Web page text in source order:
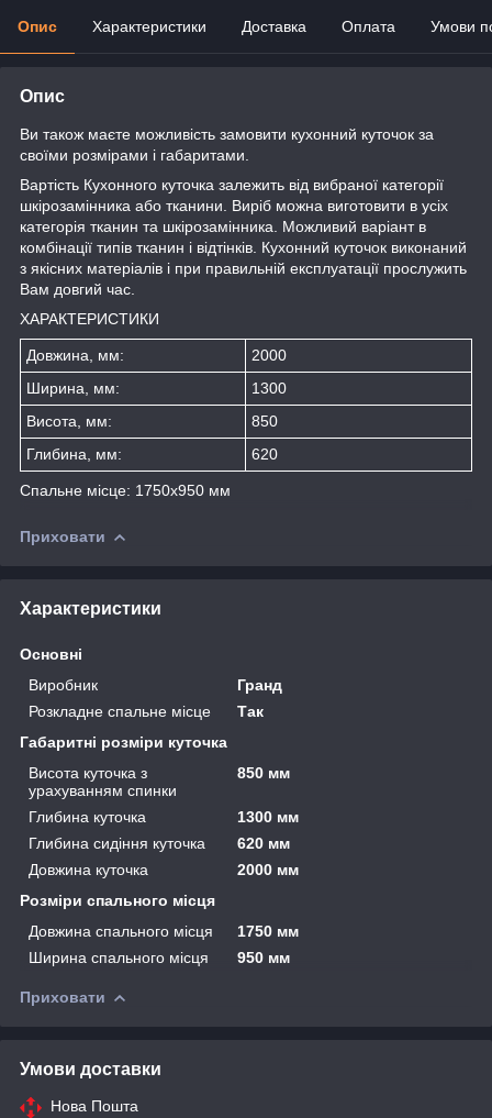
Опис Характеристики Доставка Оплата Умови
Опис
Ви також маєте можливість замовити кухонний куточок за
своїми розмірами і габаритами.
Вартість Кухонного куточка залежить від вибраної категорії
шкірозамінника або тканини. Виріб можна виготовити в усіх
категорія тканин та шкірозамінника. Можливий варіант в
комбінації типів тканин і відтінків. Кухонний куточок виконаний
з якісних матеріалів і при правильній експлуатації прослужить
Вам довгий час.
ХАРАКТЕРИСТИКИ
Довжина, мм:
2000
Ширина, мм:
1300
Висота, мм:
850
Глибина, мм:
620
Спальне місце: 1750х950 мм
Приховати
Характеристики
Основні
Виробник
Гранд
Розкладне спальне місце
Так
Габаритні розміри куточка
Висота куточка з
урахуванням спинки
850 мм
Глибина куточка
1300 мм
Глибина сидіння куточка
620 мм
Довжина куточка
2000 мм
Розміри спального місця
Довжина спального місця
1750 мм
Ширина спального місця
950 мм
Приховати
Умови доставки
Нова Пошта